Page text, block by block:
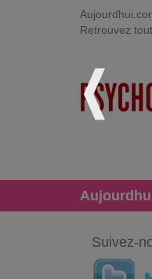
Retrouvez
Suivez-